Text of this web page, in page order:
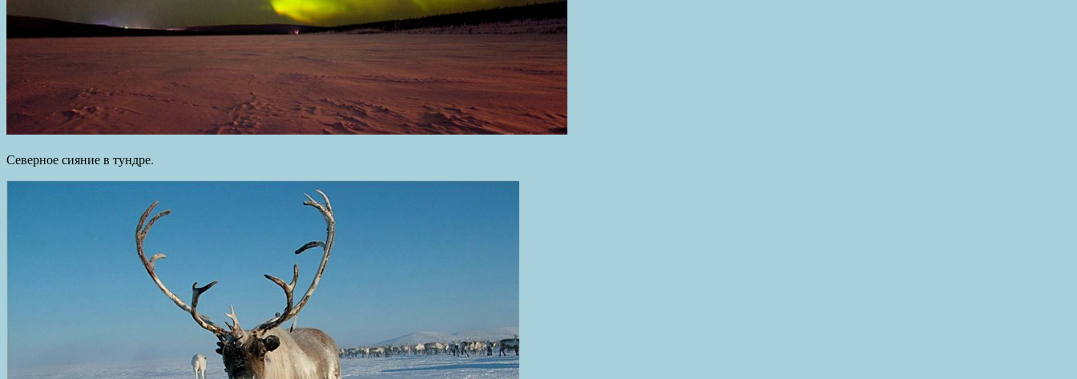
Северное сияние в тундре.